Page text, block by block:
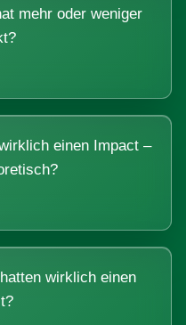
mehr oder weniger
einen Impact –
wirklich einen